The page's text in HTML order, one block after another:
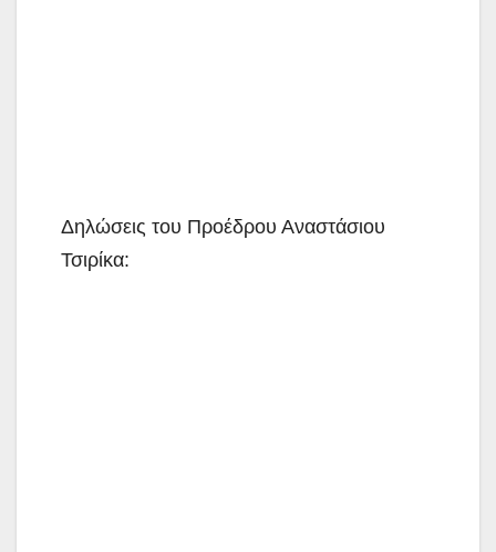
Δηλώσεις του Προέδρου Αναστάσιου
Τσιρίκα: